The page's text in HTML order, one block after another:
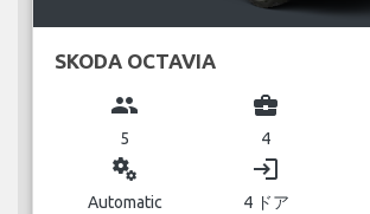
SKODA OCTAVIA
group
5
business_center
4
miscellaneous_services
Automatic
login
4 ドア